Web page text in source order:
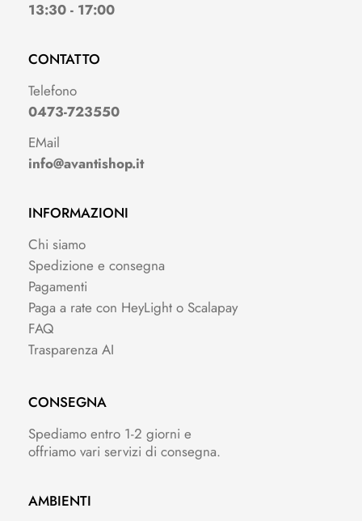
13:30 - 17:00
CONTATTO
Telefono
0473-723550
EMail
info@avantishop.it
INFORMAZIONI
Chi siamo
Spedizione e consegna
Pagamenti
Paga a rate con HeyLight o Scalapay
FAQ
Trasparenza AI
CONSEGNA
Spediamo entro 1-2 giorni e
offriamo vari servizi di consegna.
AMBIENTI